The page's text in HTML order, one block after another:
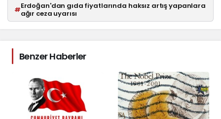
#Erdoğan'dan gıda fiyatlarında haksız artış yapanlara
ağır ceza uyarısı
Benzer Haberler